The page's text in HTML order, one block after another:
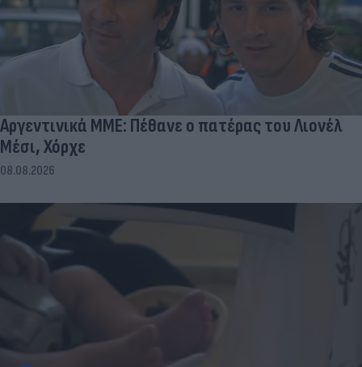
Αργεντινικά ΜΜΕ: Πέθανε ο πατέρας του Λιονέλ
Μέσι, Χόρχε
08.08.2026